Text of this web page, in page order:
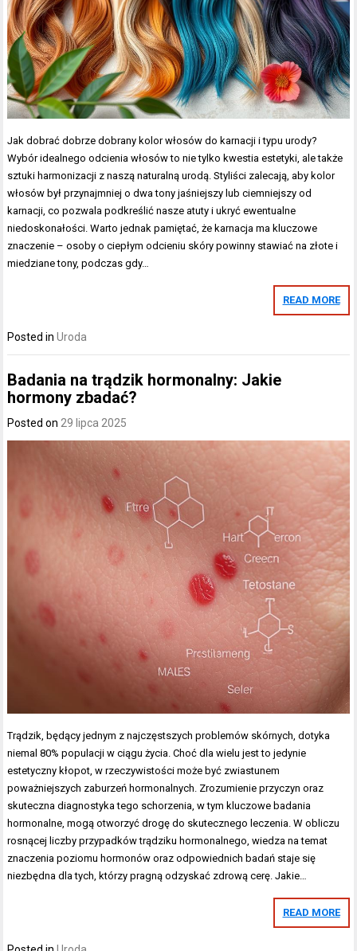
Jak dobrać dobrze dobrany kolor włosów do karnacji i typu urody?
Wybór idealnego odcienia włosów to nie tylko kwestia estetyki, ale także
sztuki harmonizacji z naszą naturalną urodą. Styliści zalecają, aby kolor
włosów był przynajmniej o dwa tony jaśniejszy lub ciemniejszy od
karnacji, co pozwala podkreślić nasze atuty i ukryć ewentualne
niedoskonałości. Warto jednak pamiętać, że karnacja ma kluczowe
znaczenie – osoby o ciepłym odcieniu skóry powinny stawiać na złote i
miedziane tony, podczas gdy…
READ MORE
Posted inUroda
Badania na trądzik hormonalny: Jakie
hormony zbadać?
Posted on 29 lipca 2025
Trądzik, będący jednym z najczęstszych problemów skórnych, dotyka
niemal 80% populacji w ciągu życia. Choć dla wielu jest to jedynie
estetyczny kłopot, w rzeczywistości może być zwiastunem
poważniejszych zaburzeń hormonalnych. Zrozumienie przyczyn oraz
skuteczna diagnostyka tego schorzenia, w tym kluczowe badania
hormonalne, mogą otworzyć drogę do skutecznego leczenia. W obliczu
rosnącej liczby przypadków trądziku hormonalnego, wiedza na temat
znaczenia poziomu hormonów oraz odpowiednich badań staje się
niezbędna dla tych, którzy pragną odzyskać zdrową cerę. Jakie…
READ MORE